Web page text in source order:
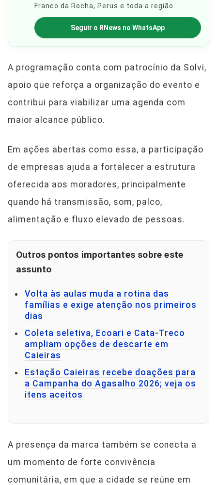
Franco da Rocha, Perus e toda a região.
Seguir o RNews no WhatsApp
A programação conta com patrocínio da Solvi,
apoio que reforça a organização do evento e
contribui para viabilizar uma agenda com
maior alcance público.
Em ações abertas como essa, a participação
de empresas ajuda a fortalecer a estrutura
oferecida aos moradores, principalmente
quando há transmissão, som, palco,
alimentação e fluxo elevado de pessoas.
Outros pontos importantes sobre este
assunto
Volta às aulas muda a rotina das
famílias e exige atenção nos primeiros
dias
Coleta seletiva, Ecoari e Cata-Treco
ampliam opções de descarte em
Caieiras
Estação Caieiras recebe doações para
a Campanha do Agasalho 2026; veja os
itens aceitos
A presença da marca também se conecta a
um momento de forte convivência
comunitária, em que a cidade se reúne em